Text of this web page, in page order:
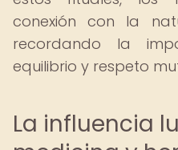
conexión con la
recordando la
equilibrio y respeto
La influencia